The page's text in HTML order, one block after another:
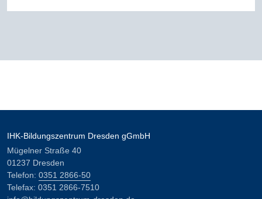
IHK-Bildungszentrum Dresden gGmbH
Mügelner Straße 40
01237 Dresden
Telefon: 0351 2866-50
Telefax: 0351 2866-7510